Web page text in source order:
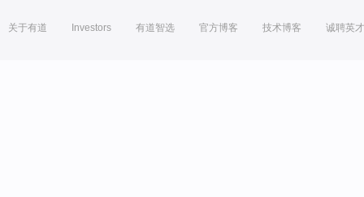
关于有道 Investors 有道智选 官方博客 技术博客 诚聘英才